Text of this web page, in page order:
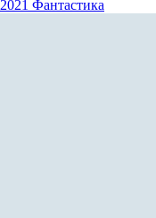
2021 Фантастика